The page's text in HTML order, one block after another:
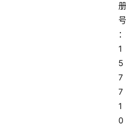
册
号
：
1
5
7
7
1
0